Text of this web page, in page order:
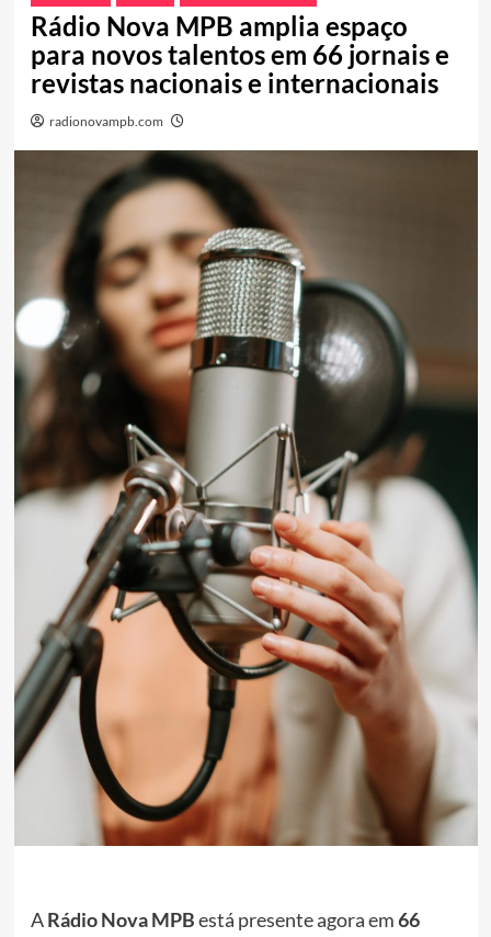
Rádio Nova MPB amplia espaço
para novos talentos em 66 jornais e
revistas nacionais e internacionais
radionovampb.com
ARádio Nova MPBestá presente agora em66